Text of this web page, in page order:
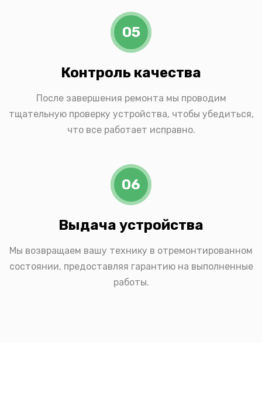
05
Контроль качества
После завершения ремонта мы проводим
тщательную проверку устройства, чтобы убедиться,
что все работает исправно.
06
Выдача устройства
Мы возвращаем вашу технику в отремонтированном
состоянии, предоставляя гарантию на выполненные
работы.